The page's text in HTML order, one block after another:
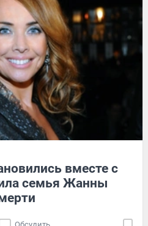
вместе с
семья Жанны